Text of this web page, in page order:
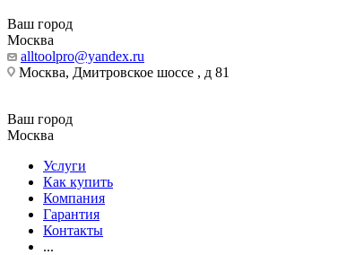
Ваш город
Москва
alltoolpro@yandex.ru
Москва, Дмитровское шоссе , д 81
Ваш город
Москва
Услуги
Как купить
Компания
Гарантия
Контакты
...